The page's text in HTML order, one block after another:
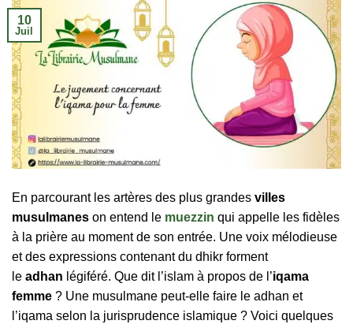
10
Juil
En parcourant les artères des plus grandes villes
musulmanes on entend le muezzin qui appelle les fidèles
à la prière au moment de son entrée. Une voix mélodieuse
et des expressions contenant du dhikr forment
le adhan légiféré. Que dit l’islam à propos de l’iqama
femme ? Une musulmane peut-elle faire le adhan et
l’iqama selon la jurisprudence islamique ? Voici quelques